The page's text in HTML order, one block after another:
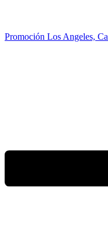
Promoción Los Angeles,